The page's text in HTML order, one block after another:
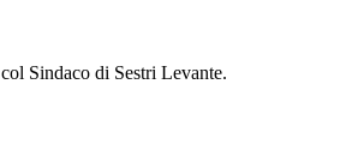
Sindaco di Sestri Levante.